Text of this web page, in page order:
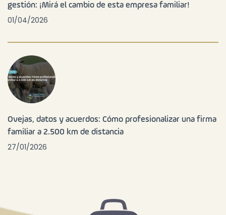
gestión: ¡Mirá el cambio de esta empresa familiar!
01/04/2026
Ovejas, datos y acuerdos: Cómo profesionalizar una firma
familiar a 2.500 km de distancia
27/01/2026